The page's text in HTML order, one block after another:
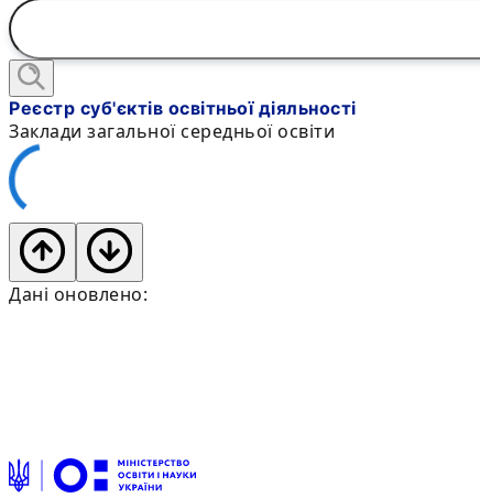
Реєстр суб'єктів освітньої діяльності
Заклади загальної середньої освіти
Дані оновлено: